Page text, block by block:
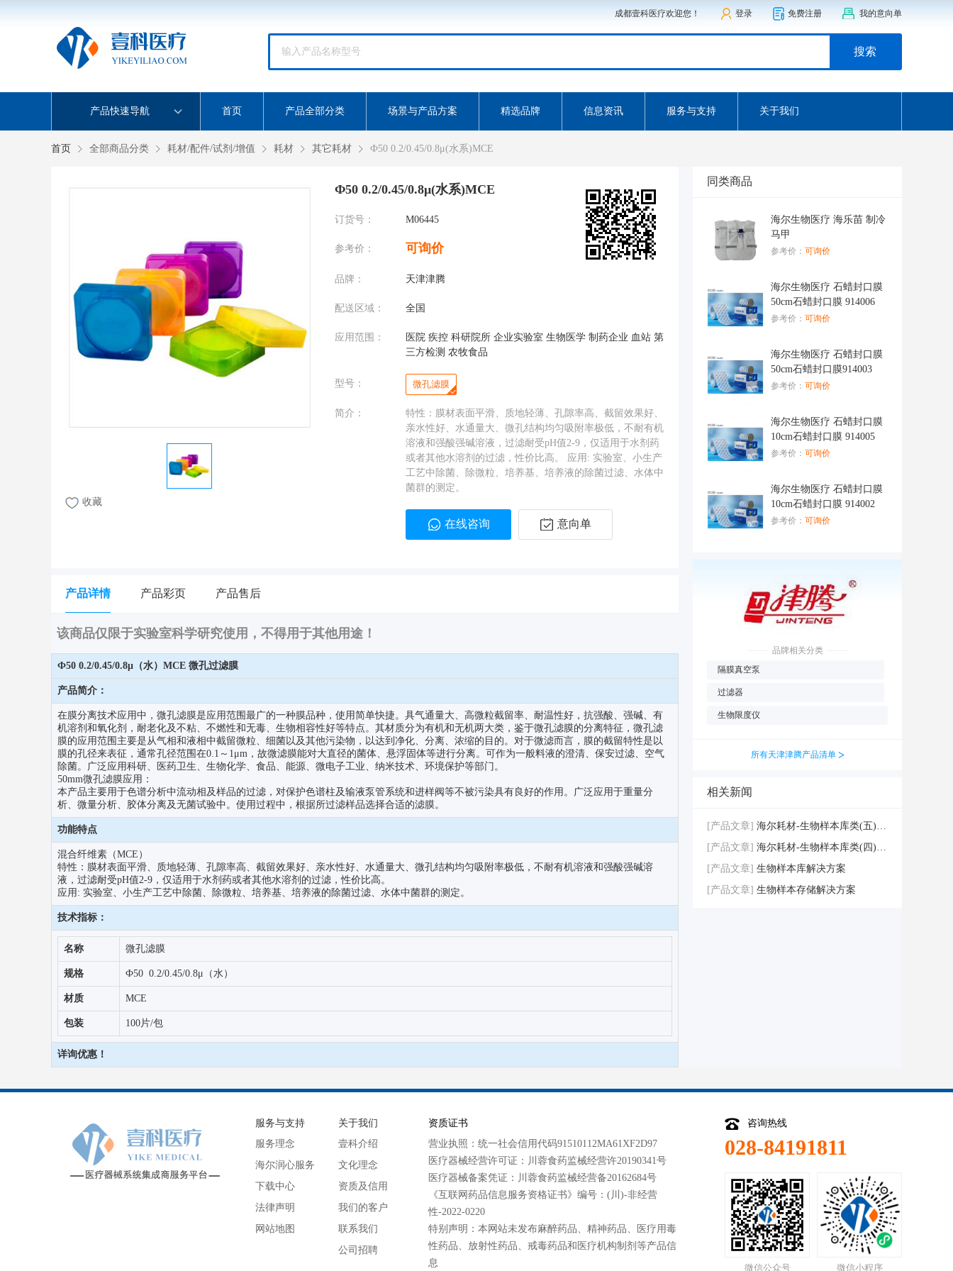
成都壹科医疗欢迎您！ 登录 免费注册 我的意向单
搜索
产品快速导航 首页 产品全部分类 场景与产品方案 精选品牌 信息资讯 服务与支持 关于我们
首页 全部商品分类 耗材/配件/试剂/增值 耗材 其它耗材 Ф50 0.2/0.45/0.8μ(水系)MCE
收藏
Ф50 0.2/0.45/0.8μ(水系)MCE
订货号： M06445
参考价： 可询价
品牌： 天津津腾
配送区域： 全国
应用范围：
医院 疾控 科研院所 企业实验室 生物医学 制药企业 血站 第
三方检测 农牧食品
型号： 微孔滤膜
简介：
特性：膜材表面平滑、质地轻薄、孔隙率高、截留效果好、
亲水性好、水通量大、微孔结构均匀吸附率极低，不耐有机
溶液和强酸强碱溶液，过滤耐受pH值2-9，仅适用于水剂药
或者其他水溶剂的过滤，性价比高。 应用: 实验室、小生产
工艺中除菌、除微粒、培养基、培养液的除菌过滤、水体中
菌群的测定。
在线咨询 意向单
产品详情 产品彩页 产品售后
该商品仅限于实验室科学研究使用，不得用于其他用途！
Ф50 0.2/0.45/0.8μ（水）MCE 微孔过滤膜
产品简介：
在膜分离技术应用中，微孔滤膜是应用范围最广的一种膜品种，使用简单快捷。具气通量大、高微粒截留率、耐温性好，抗强酸、强碱、有
机溶剂和氧化剂，耐老化及不粘、不燃性和无毒、生物相容性好等特点。其材质分为有机和无机两大类，鉴于微孔滤膜的分离特征，微孔滤
膜的应用范围主要是从气相和液相中截留微粒、细菌以及其他污染物，以达到净化、分离、浓缩的目的。对于微滤而言，膜的截留特性是以
膜的孔径来表征，通常孔径范围在0.1～1μm，故微滤膜能对大直径的菌体、悬浮固体等进行分离。可作为一般料液的澄清、保安过滤、空气
除菌。广泛应用科研、医药卫生、生物化学、食品、能源、微电子工业、纳米技术、环境保护等部门。
50mm微孔滤膜应用：
本产品主要用于色谱分析中流动相及样品的过滤，对保护色谱柱及输液泵管系统和进样阀等不被污染具有良好的作用。广泛应用于重量分
析、微量分析、胶体分离及无菌试验中。使用过程中，根据所过滤样品选择合适的滤膜。
功能特点
混合纤维素（MCE）
特性：膜材表面平滑、质地轻薄、孔隙率高、截留效果好、亲水性好、水通量大、微孔结构均匀吸附率极低，不耐有机溶液和强酸强碱溶
液，过滤耐受pH值2-9，仅适用于水剂药或者其他水溶剂的过滤，性价比高。
应用: 实验室、小生产工艺中除菌、除微粒、培养基、培养液的除菌过滤、水体中菌群的测定。
技术指标：
名称 微孔滤膜
规格 Ф50 0.2/0.45/0.8μ（水）
材质 MCE
包装 100片/包
详询优惠！
同类商品
海尔生物医疗 海乐苗 制冷
马甲
参考价： 可询价
海尔生物医疗 石蜡封口膜
50cm石蜡封口膜 914006
参考价： 可询价
海尔生物医疗 石蜡封口膜
50cm石蜡封口膜914003
参考价： 可询价
海尔生物医疗 石蜡封口膜
10cm石蜡封口膜 914005
参考价： 可询价
海尔生物医疗 石蜡封口膜
10cm石蜡封口膜 914002
参考价： 可询价
品牌相关分类
隔膜真空泵
过滤器
生物限度仪
所有天津津腾产品清单 >
相关新闻
[产品文章] 海尔耗材-生物样本库类(五)-冻存管系列产品
[产品文章] 海尔耗材-生物样本库类(四)-冻存管系列产品
[产品文章] 生物样本库解决方案
[产品文章] 生物样本存储解决方案
服务与支持
服务理念
海尔润心服务
下载中心
法律声明
网站地图
关于我们
壹科介绍
文化理念
资质及信用
我们的客户
联系我们
公司招聘
资质证书
营业执照：统一社会信用代码91510112MA61XF2D97
医疗器械经营许可证：川蓉食药监械经营许20190341号
医疗器械备案凭证：川蓉食药监械经营备20162684号
《互联网药品信息服务资格证书》编号：(川)-非经营
性-2022-0220
特别声明：本网站未发布麻醉药品、精神药品、医疗用毒
性药品、放射性药品、戒毒药品和医疗机构制剂等产品信
息
咨询热线
028-84191811
微信公众号 微信小程序